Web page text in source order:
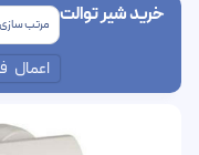
خرید شیر توالت
اعمال